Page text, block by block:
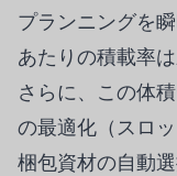
プランニングを
あたりの積載率
さらに、この体
の最適化（スロ
梱包資材の自動